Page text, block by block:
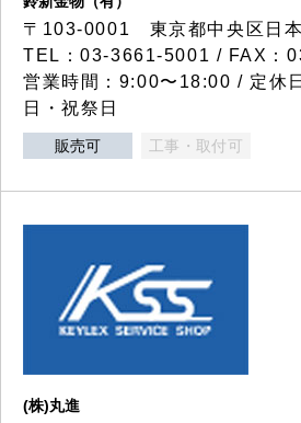
〒103-0001 東京都中央区日
TEL：03-3661-5001 / FAX：
営業時間：9:00〜18:00 / 定休
日・祝祭日
販売可 工事・取付可
(株)丸進